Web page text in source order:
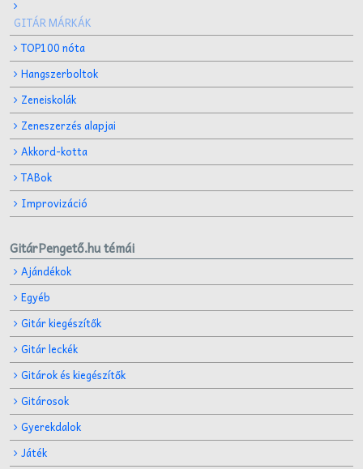
GITÁR MÁRKÁK
TOP100 nóta
Hangszerboltok
Zeneiskolák
Zeneszerzés alapjai
Akkord-kotta
TABok
Improvizáció
GitárPengető.hu témái
Ajándékok
Egyéb
Gitár kiegészítők
Gitár leckék
Gitárok és kiegészítők
Gitárosok
Gyerekdalok
Játék